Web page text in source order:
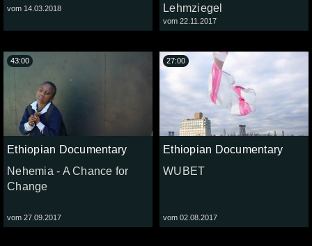
vom 14.03.2018
Lehmziegel
vom 22.11.2017
Ethiopian Documentary
Nehemia - A Chance for
Change
vom 27.09.2017
43:00
Ethiopian Documentary
WUBET
vom 02.08.2017
27:00